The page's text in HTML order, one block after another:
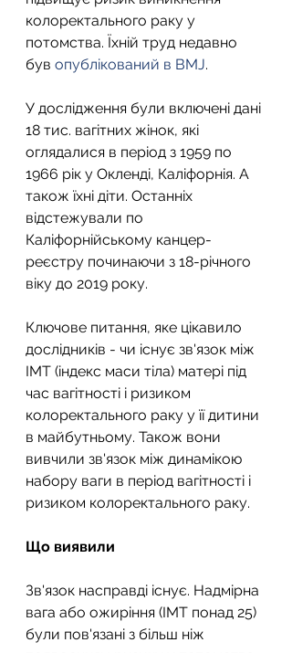
колоректального раку у
потомства. Їхній труд недавно
був опублікований в BMJ.
У дослідження були включені дані
18 тис. вагітних жінок, які
оглядалися в період з 1959 по
1966 рік у Окленді, Каліфорнія. А
також їхні діти. Останніх
відстежували по
Каліфорнійському канцер-
реєстру починаючи з 18-річного
віку до 2019 року.
Ключове питання, яке цікавило
дослідників - чи існує зв'язок між
ІМТ (індекс маси тіла) матері під
час вагітності і ризиком
колоректального раку у її дитини
в майбутньому. Також вони
вивчили зв'язок між динамікою
набору ваги в період вагітності і
ризиком колоректального раку.
Що виявили
Зв'язок насправді існує. Надмірна
вага або ожиріння (ІМТ понад 25)
були пов'язані з більш ніж